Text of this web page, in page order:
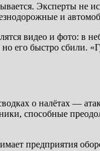
Эксперты не
и
видео и фото:
его быстро
о налётах —
способные
предприятия